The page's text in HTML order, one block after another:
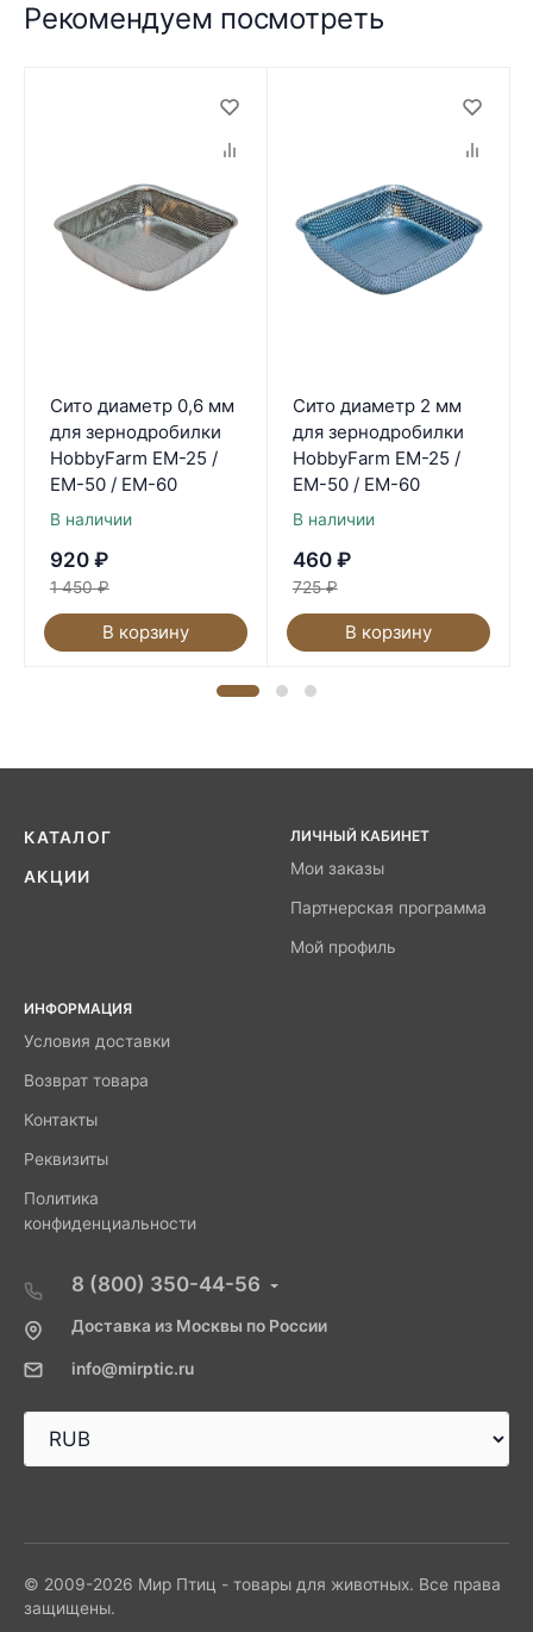
Рекомендуем посмотреть
Сито диаметр 0,6 мм
для зернодробилки
HobbyFarm ЕМ-25 /
ЕМ-50 / ЕМ-60
В наличии
920 ₽
1 450 ₽
В корзину
Сито диаметр 2 мм
для зернодробилки
HobbyFarm ЕМ-25 /
ЕМ-50 / ЕМ-60
В наличии
460 ₽
725 ₽
В корзину
КАТАЛОГ
АКЦИИ
ЛИЧНЫЙ КАБИНЕТ
Мои заказы
Партнерская программа
Мой профиль
ИНФОРМАЦИЯ
Условия доставки
Возврат товара
Контакты
Реквизиты
Политика
конфиденциальности
8 (800) 350-44-56
Доставка из Москвы по России
info@mirptic.ru
© 2009-2026 Мир Птиц - товары для животных. Все права
защищены.